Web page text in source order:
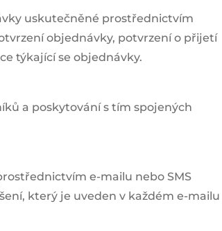
uskutečněné prostřednictvím
objednávky, potvrzení o přijetí
týkající se objednávky.
a poskytování s tím spojených
e-mailu nebo SMS
který je uveden v každém e-mailu